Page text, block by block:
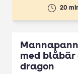
20
med blåbär
dragon